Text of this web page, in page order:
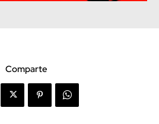
Comparte